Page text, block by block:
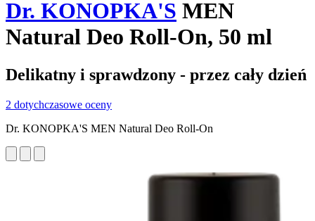
Dr. KONOPKA'S MEN
Natural Deo Roll-On, 50 ml
Delikatny i sprawdzony - przez cały dzień
2 dotychczasowe oceny
Dr. KONOPKA'S MEN Natural Deo Roll-On